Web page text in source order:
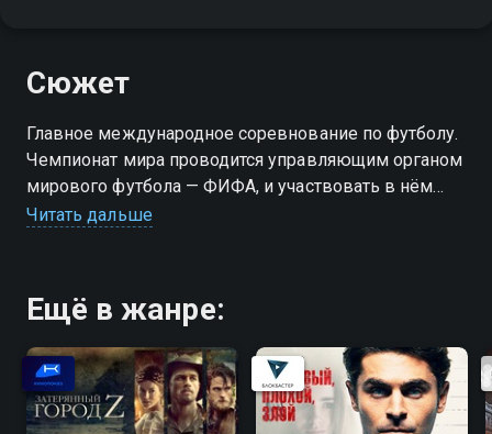
Сюжет
Главное международное соревнование по футболу.
Чемпионат мира проводится управляющим органом
мирового футбола — ФИФА, и участвовать в нём
могут мужские национальные сборные стран-
Читать дальше
Ещё в жанре: